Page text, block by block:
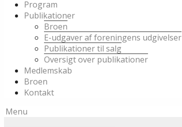
Program
Publikationer
Broen
E-udgaver af foreningens udgivelser
Publikationer til salg
Oversigt over publikationer
Medlemskab
Broen
Kontakt
Menu